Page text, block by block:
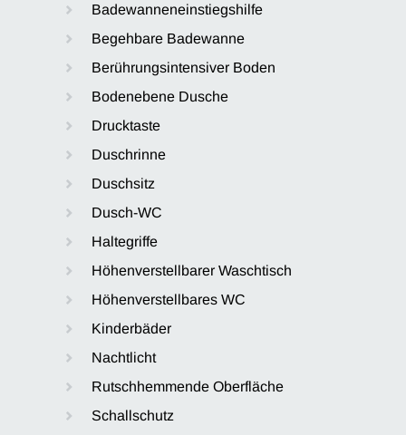
Badewanneneinstiegshilfe
Begehbare Badewanne
Berührungsintensiver Boden
Bodenebene Dusche
Drucktaste
Duschrinne
Duschsitz
Dusch-WC
Haltegriffe
Höhenverstellbarer Waschtisch
Höhenverstellbares WC
Kinderbäder
Nachtlicht
Rutschhemmende Oberfläche
Schallschutz